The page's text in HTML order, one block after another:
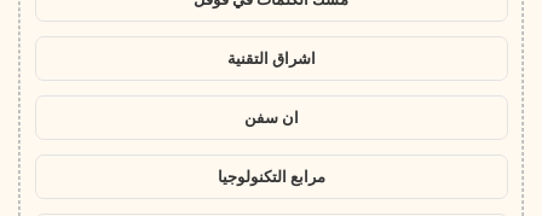
اشراق التقنية
ان سفن
مرابع التكنولوجيا